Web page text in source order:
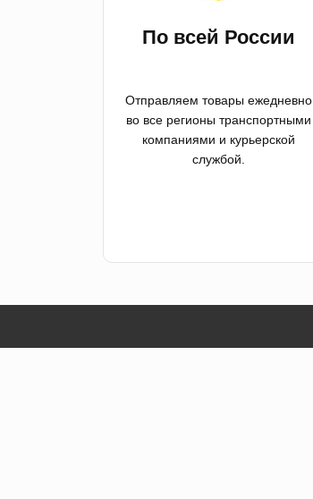
По всей России
Отправляем товары ежедневно
во все регионы транспортными
компаниями и курьерской
службой.